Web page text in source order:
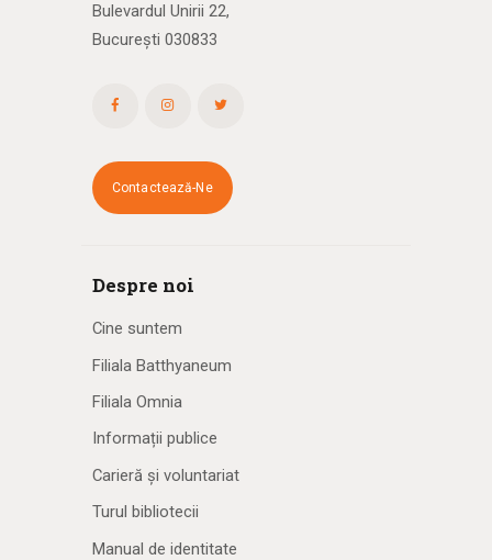
Bulevardul Unirii 22,
București 030833
Contactează-Ne
Despre noi
Cine suntem
Filiala Batthyaneum
Filiala Omnia
Informații publice
Carieră și voluntariat
Turul bibliotecii
Manual de identitate